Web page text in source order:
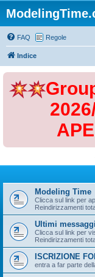
FAQ Regole
Indice
Modeling Time
Clicca sul link per
Reindirizzamenti
Ultimi
Clicca sul link per
Reindirizzamenti
ISCRIZIONE
entra a far parte